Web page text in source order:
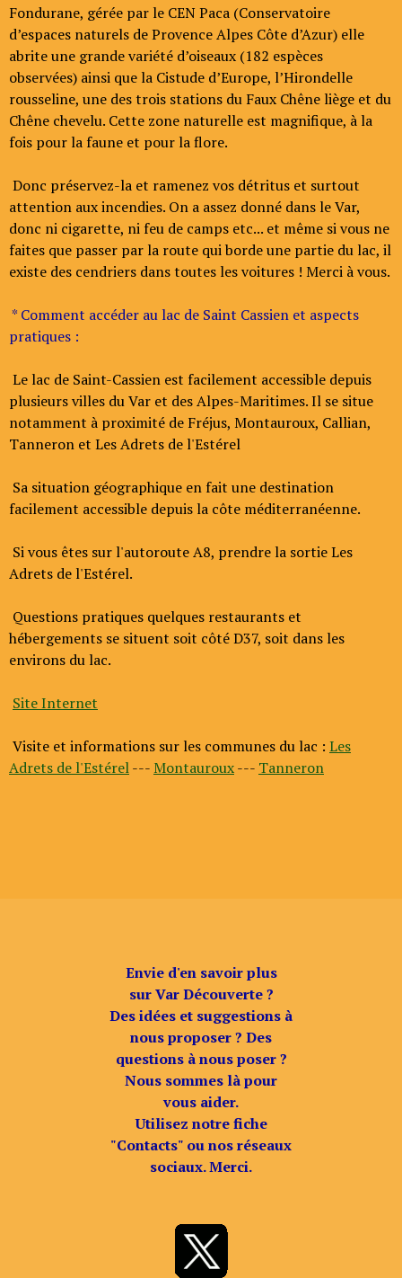
Fondurane, gérée par le CEN Paca (Conservatoire
d’espaces naturels de Provence Alpes Côte d’Azur) elle
abrite une grande variété d’oiseaux (182 espèces
observées) ainsi que la Cistude d’Europe, l’Hirondelle
rousseline, une des trois stations du Faux Chêne liège et du
Chêne chevelu. Cette zone naturelle est magnifique, à la
fois pour la faune et pour la flore.
Donc préservez-la et ramenez vos détritus et surtout
attention aux incendies. On a assez donné dans le Var,
donc ni cigarette, ni feu de camps etc... et même si vous ne
faites que passer par la route qui borde une partie du lac, il
existe des cendriers dans toutes les voitures ! Merci à vous.
* Comment accéder au lac de Saint Cassien et aspects
pratiques :
Le lac de Saint-Cassien est facilement accessible depuis
plusieurs villes du Var et des Alpes-Maritimes. Il se situe
notamment à proximité de Fréjus, Montauroux, Callian,
Tanneron et Les Adrets de l'Estérel
Sa situation géographique en fait une destination
facilement accessible depuis la côte méditerranéenne.
Si vous êtes sur l'autoroute A8, prendre la sortie Les
Adrets de l'Estérel.
Questions pratiques quelques restaurants et
hébergements se situent soit côté D37, soit dans les
environs du lac.
Site Internet
Visite et informations sur les communes du lac : Les
Adrets de l'Estérel---Montauroux--- Tanneron
Envie d'en savoir plus
sur Var Découverte ?
Des idées et suggestions à
nous proposer ? Des
questions à nous poser ?
Nous sommes là pour
vous aider.
Utilisez notre fiche
"Contacts" ou nos réseaux
sociaux. Merci.